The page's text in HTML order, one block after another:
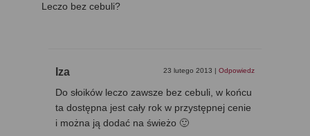
Leczo bez cebuli?
Iza 23 lutego 2013 Odpowiedz
Do słoików leczo zawsze bez cebuli, w końcu
ta dostępna jest cały rok w przystępnej cenie
i można ją dodać na świeżo 🙂